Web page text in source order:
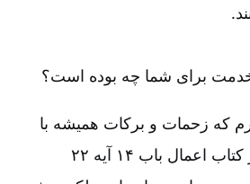
که زحمات و برکات همیشه با
هم همراه هستند. در کتاب اعمال باب ۱۴ آیه ۲۲